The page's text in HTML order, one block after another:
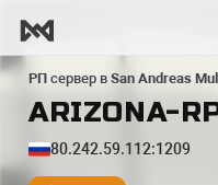
РП сервер в San Andreas
ARIZONA-
80.242.59.112:1209